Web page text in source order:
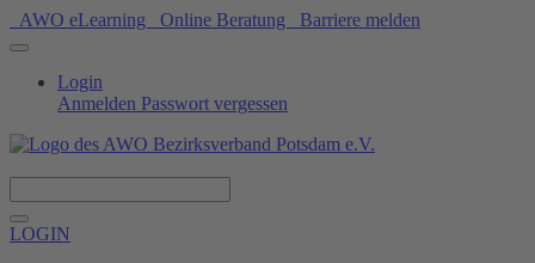
AWO eLearning Online Beratung Barriere melden
Login
Anmelden Passwort vergessen
LOGIN